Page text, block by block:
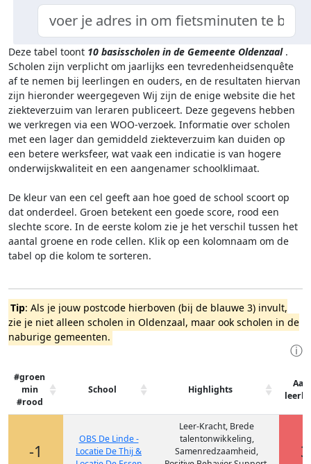
Deze tabel toont 10 basisscholen in de Gemeente Oldenzaal .
Scholen zijn verplicht om jaarlijks een tevredenheidsenquête
af te nemen bij leerlingen en ouders, en de resultaten hiervan
zijn hieronder weergegeven Wij zijn de enige website die het
ziekteverzuim van leraren publiceert. Deze gegevens hebben
we verkregen via een WOO-verzoek. Informatie over scholen
met een lager dan gemiddeld ziekteverzuim kan duiden op
een betere werksfeer, wat vaak een indicatie is van hogere
onderwijskwaliteit en een aangenamer schoolklimaat.
De kleur van een cel geeft aan hoe goed de school scoort op
dat onderdeel. Groen betekent een goede score, rood een
slechte score. In de eerste kolom zie je het verschil tussen het
aantal groene en rode cellen. Klik op een kolomnaam om de
tabel op die kolom te sorteren.
Tip: Als je jouw postcode hierboven (bij de blauwe 3) invult,
zie je niet alleen scholen in Oldenzaal, maar ook scholen in de
naburige gemeenten.
ⓘ
#groen
min
#rood
School Highlights
-1
OBS De Linde -
Locatie De Thij &
Leer-Kracht, Brede
talentonwikkeling,
Samenredzaamheid,